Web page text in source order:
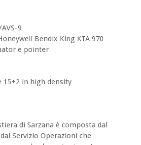
9
Bendix King KTA 970
e pointer
15+2 in high density
di Sarzana è composta dal
Servizio Operazioni che